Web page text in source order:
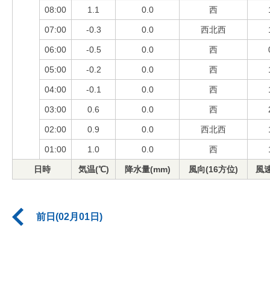
08:00 1.1 0.0 西
07:00 -0.3 0.0 西北西
06:00 -0.5 0.0 西
05:00 -0.2 0.0 西
04:00 -0.1 0.0 西
03:00 0.6 0.0 西
02:00 0.9 0.0 西北西
01:00 1.0 0.0 西
日時 気温(℃) 降水量(mm) 風向(16方位) 風
前日(02月01日)